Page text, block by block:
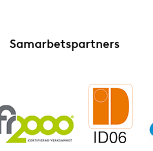
Samarbetspartners